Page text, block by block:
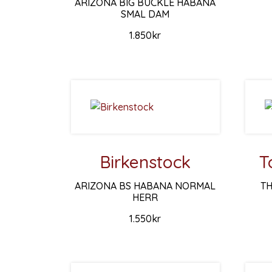
SMAL DAM
1.850kr
Birkenstock
ARIZONA BS HABANA NORMAL
HERR
1.550kr